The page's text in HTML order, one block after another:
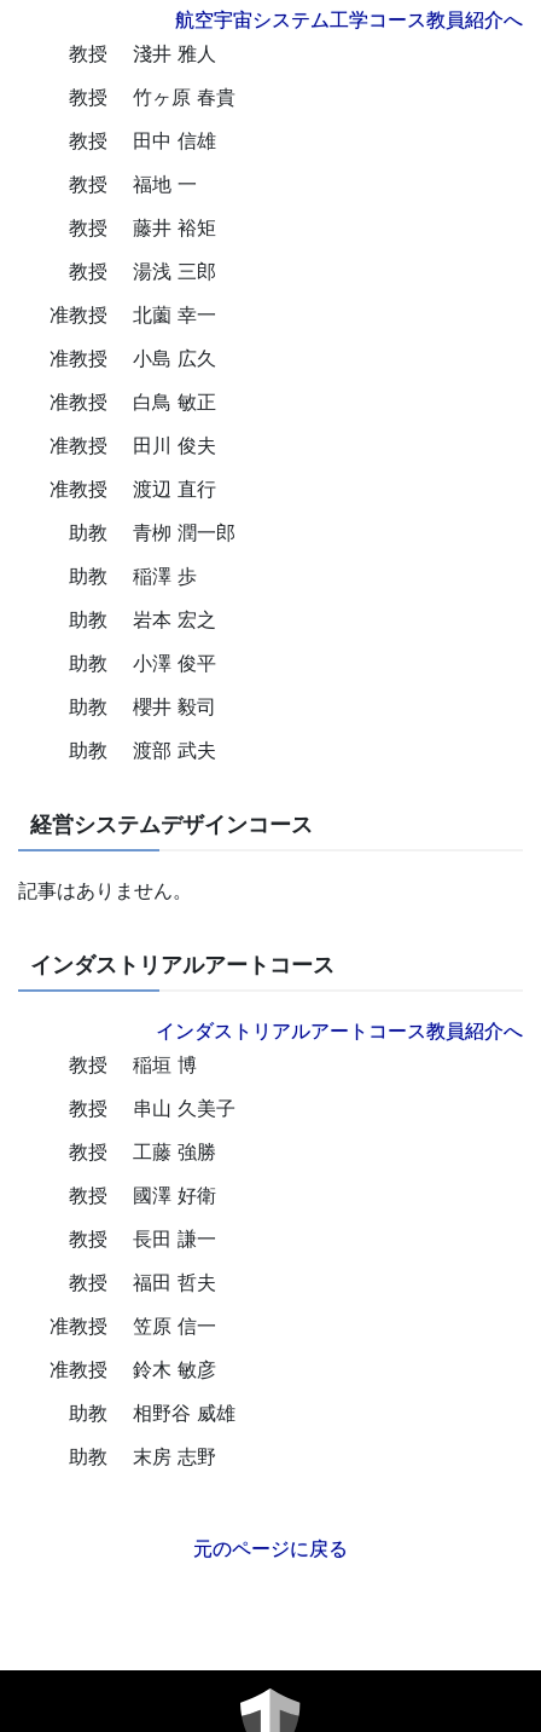
航空宇宙システム工学コース教員紹介へ
教授
淺井 雅人
教授
竹ヶ原 春貴
教授
田中 信雄
教授
福地 一
教授
藤井 裕矩
教授
湯浅 三郎
准教授
北薗 幸一
准教授
小島 広久
准教授
白鳥 敏正
准教授
田川 俊夫
准教授
渡辺 直行
助教
青栁 潤一郎
助教
稲澤 歩
助教
岩本 宏之
助教
小澤 俊平
助教
櫻井 毅司
助教
渡部 武夫
経営システムデザインコース
記事はありません。
インダストリアルアートコース
インダストリアルアートコース教員紹介へ
教授
稲垣 博
教授
串山 久美子
教授
工藤 強勝
教授
國澤 好衛
教授
長田 謙一
教授
福田 哲夫
准教授
笠原 信一
准教授
鈴木 敏彦
助教
相野谷 威雄
助教
末房 志野
元のページに戻る